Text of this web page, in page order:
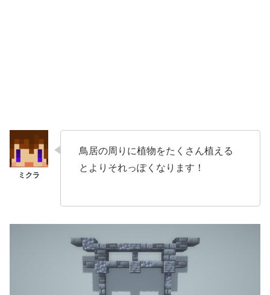
鳥居の周りに植物をたくさん植える
とよりそれっぽくなります！